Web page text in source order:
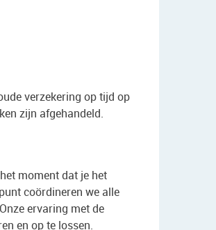
verzekering op tijd op
zijn afgehandeld.
moment dat je het
coördineren we alle
ervaring met de
en op te lossen.